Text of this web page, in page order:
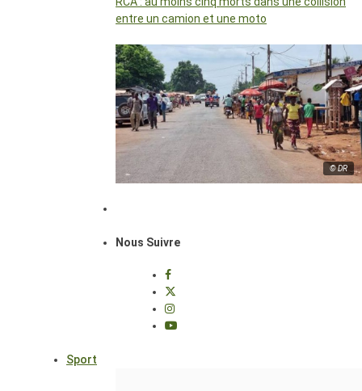
entre un camion et une moto
© DR
Nous Suivre
Sport